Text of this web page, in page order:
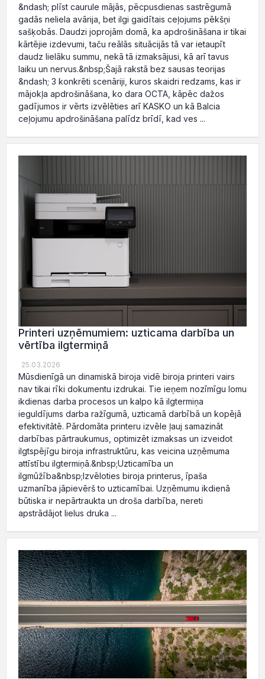
&ndash; plīst caurule mājās, pēcpusdienas sastrēgumā
gadās neliela avārija, bet ilgi gaidītais ceļojums pēkšņi
sašķobās. Daudzi joprojām domā, ka apdrošināšana ir tikai
kārtējie izdevumi, taču reālās situācijās tā var ietaupīt
daudz lielāku summu, nekā tā izmaksājusi, kā arī tavus
laiku un nervus.&nbsp;Šajā rakstā bez sausas teorijas
&ndash; 3 konkrēti scenāriji, kuros skaidri redzams, kas ir
mājokļa apdrošināšana, ko dara OCTA, kāpēc dažos
gadījumos ir vērts izvēlēties arī KASKO un kā Balcia
ceļojumu apdrošināšana palīdz brīdī, kad ves ...
Printeri uzņēmumiem: uzticama darbība un
vērtība ilgtermiņā
25.03.2026
Mūsdienīgā un dinamiskā biroja vidē biroja printeri vairs
nav tikai rīki dokumentu izdrukai. Tie ieņem nozīmīgu lomu
ikdienas darba procesos un kalpo kā ilgtermiņa
ieguldījums darba ražīgumā, uzticamā darbībā un kopējā
efektivitātē. Pārdomāta printeru izvēle ļauj samazināt
darbības pārtraukumus, optimizēt izmaksas un izveidot
ilgtspējīgu biroja infrastruktūru, kas veicina uzņēmuma
attīstību ilgtermiņā.&nbsp;Uzticamība un
ilgmūžība&nbsp;Izvēloties biroja printerus, īpaša
uzmanība jāpievērš to uzticamībai. Uzņēmumu ikdienā
būtiska ir nepārtraukta un droša darbība, nereti
apstrādājot lielus druka ...